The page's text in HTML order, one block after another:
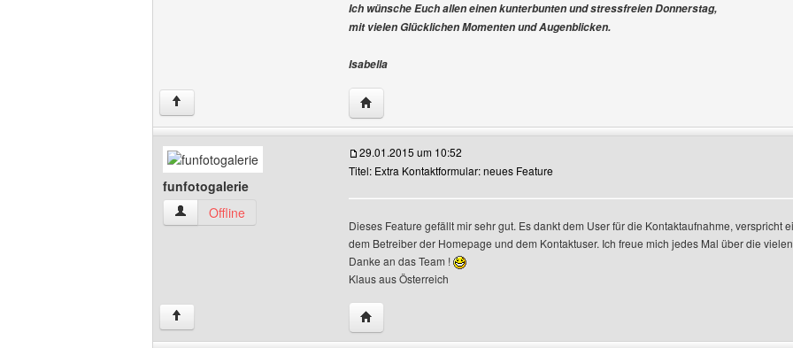
Ich wünsche Euch allen einen kunterbunten und stressfreien Donnerstag,
mit vielen Glücklichen Momenten und Augenblicken.
Isabella
↑ Website dieses Benutzers besuchen: isabellas-geschichten
funfotogalerie
funfotogalerie Benutzer-Profile anzeigen
Offline
29.01.2015 um 10:52
Titel: Extra Kontaktformular: neues Feature
Dieses Feature gefällt mir sehr gut. Es dankt dem User für die Kontaktaufnahme, verspricht
dem Betreiber der Homepage und dem Kontaktuser. Ich freue mich jedes Mal über die
Danke an das Team !
Klaus aus Österreich
↑ Website dieses Benutzers besuchen: funfotogalerie